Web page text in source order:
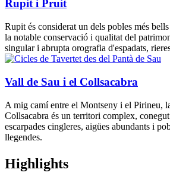
Rupit i Pruit
Rupit és considerat un dels pobles més
la notable conservació i qualitat del
singular i abrupta orografia d'espadats,
Vall de Sau i el Collsacabra
A mig camí entre el Montseny i el Pirineu,
Collsacabra és un territori complex,
escarpades cingleres, aigües abundants i
llegendes.
Highlights